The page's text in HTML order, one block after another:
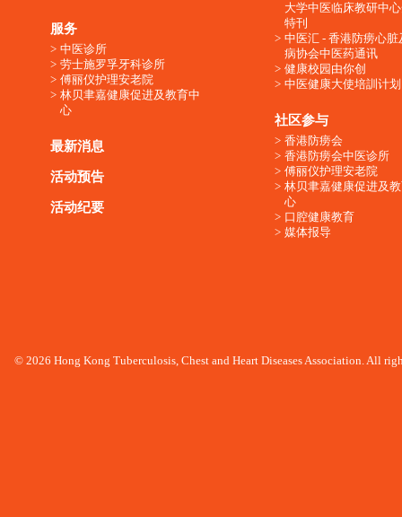
服务
中医诊所
劳士施罗孚牙科诊所
傅丽仪护理安老院
林贝聿嘉健康促进及教育中
心
最新消息
活动预告
活动纪要
大学中医临床教研中
特刊
中医汇 - 香港防痨心脏
病协会中医药通讯
健康校园由你创
中医健康大使培訓计划
社区参与
香港防痨会
香港防痨会中医诊所
傅丽仪护理安老院
林贝聿嘉健康促进及
心
口腔健康教育
媒体报导
© 2026 Hong Kong Tuberculosis, Chest and Heart Diseases Association. All